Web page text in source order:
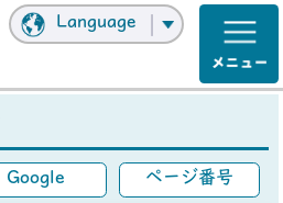
Language
Google ページ番号